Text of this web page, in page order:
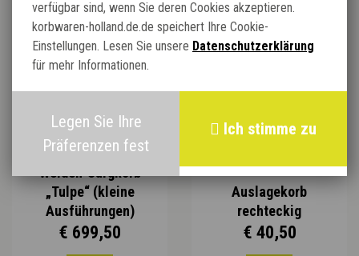
Weiden-Sargkorb
„Tulpe“ (kleine
Ausführungen)
€ 699,50
Auslagekorb
rechteckig
€ 40,50
verfügbar sind, wenn Sie deren Cookies akzeptieren.
korbwaren-holland.de.de speichert Ihre Cookie-
Einstellungen. Lesen Sie unsere Datenschutzerklärung
für mehr Informationen.
Legen Sie Ihre
Präferenzen fest
Ich stimme zu